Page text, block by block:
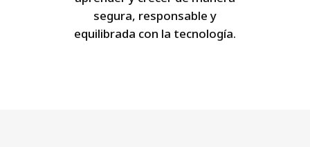
segura, responsable y
equilibrada con la tecnología.